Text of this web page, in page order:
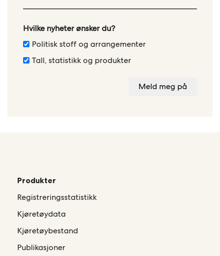
blank
Hvilke nyheter ønsker du?
Politisk stoff og arrangementer
Tall, statistikk og produkter
Meld meg på
Produkter
Registreringsstatistikk
Kjøretøydata
Kjøretøybestand
Publikasjoner